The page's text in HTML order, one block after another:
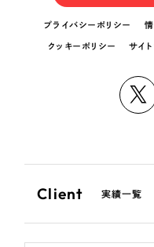
プライバシーポリシー
クッキーポリシー サイ
Client 実績一覧